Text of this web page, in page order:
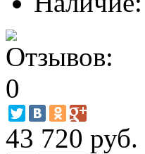
43 720 руб.